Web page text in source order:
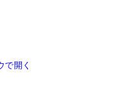
で開く